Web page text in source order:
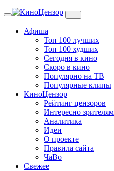
Toggle
Афиша
Топ 100 лучших
Топ 100 худших
Сегодня в кино
Скоро в кино
Популярно на ТВ
Популярные клипы
КиноЦензор
Рейтинг цензоров
Интересно зрителям
Аналитика
Идеи
О проекте
Правила сайта
ЧаВо
Свежее